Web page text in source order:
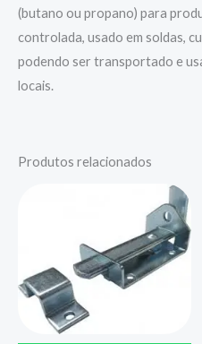
(butano ou propano) para
controlada, usado em soldas,
podendo ser transportado e
locais.
Produtos relacionados